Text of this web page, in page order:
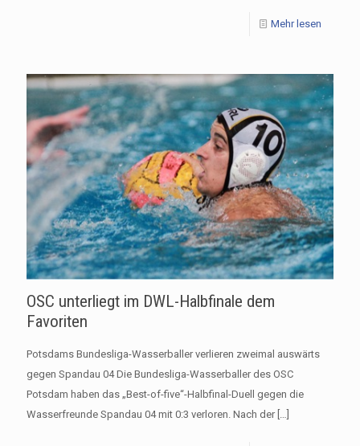
Mehr lesen
OSC unterliegt im DWL-Halbfinale dem
Favoriten
Potsdams Bundesliga-Wasserballer verlieren zweimal auswärts
gegen Spandau 04 Die Bundesliga-Wasserballer des OSC
Potsdam haben das „Best-of-five“-Halbfinal-Duell gegen die
Wasserfreunde Spandau 04 mit 0:3 verloren. Nach der[…]